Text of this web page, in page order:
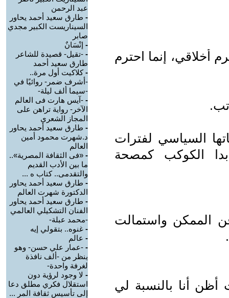
أخلاقي، إنما احترم
السياسي لفترات
بدا الكوكب كمصحة
الممكن واستمالت
أنا بالنسبة لي
عبد الرحمن
- طارق سعيد أحمد يحاور
السيناريست الكبير مجدي
صابر
- إنْسَانٌ
- -تقيل- قصيدة للشاعر
طارق سعيد أحمد
-كلاكيت أول مرة..
-أشرف ضمر- روائيًا في
-سيما ألف ليلة-
- -آيس هارت فى العالم
الآخر- رواية تراهن على
المجاز الشعري
- طارق سعيد أحمد يحاور
د.شهرت محمود أمين
العالم
- «فى الثقافة المصرية»..
ما بين الأدب القديم
والتقدمى.. كتاب ه ...
- طارق سعيد أحمد يحاور
الدكتورة شهرت العالم
- طارق سعيد أحمد يحاور
الفنان التشكيلي العالمي
-محمد عبلة-
- غنوه.. بتقولي إيه
- عالم
- -عمار علي حسن- وهو
ينظر من -ألف نافذة
لغرفة واحدة-
- لا وجود لرؤية دون
استقلال فكري مطلق دعا
إلى تأسيس ثقافة المر ...